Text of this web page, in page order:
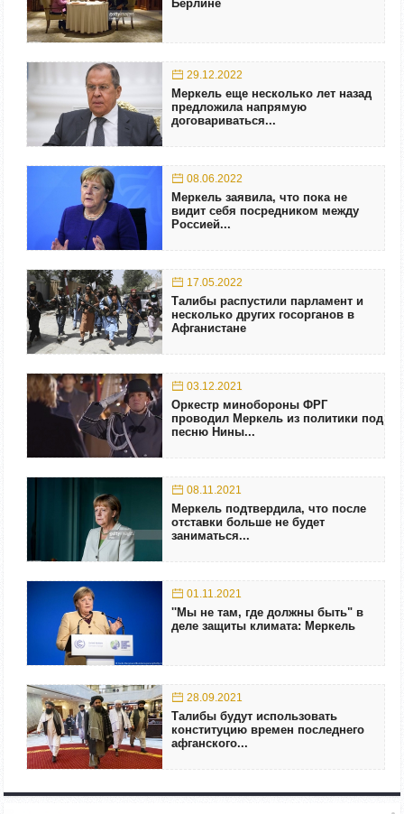
Берлине
29.12.2022
Меркель еще несколько лет назад
предложила напрямую
договариваться...
08.06.2022
Меркель заявила, что пока не
видит себя посредником между
Россией...
17.05.2022
Талибы распустили парламент и
несколько других госорганов в
Афганистане
03.12.2021
Оркестр минобороны ФРГ
проводил Меркель из политики под
песню Нины...
08.11.2021
Меркель подтвердила, что после
отставки больше не будет
заниматься...
01.11.2021
''Мы не там, где должны быть" в
деле защиты климата: Меркель
28.09.2021
Талибы будут использовать
конституцию времен последнего
афганского...